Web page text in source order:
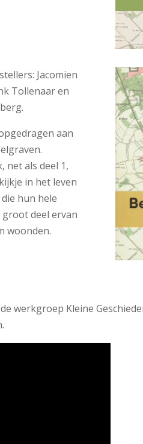
Jacomien
Tollenaar en
aan
net als deel 1,
in het leven
hun hele
deel ervan
woonden.
werkgroep Kleine